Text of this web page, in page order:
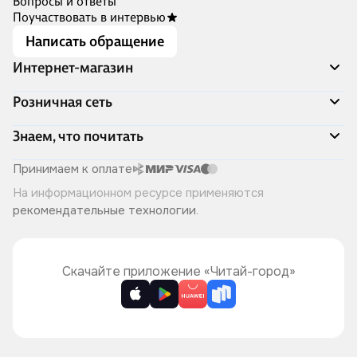
Поучаствовать в интервью
Написать обращение
Интернет-магазин
Акции
Доставка и оплата
Программа лояльности
Подарочные сертификаты
Правила продажи
Политика конфиденциальности
Розничная сеть
Адреса магазинов
Книжный Дозор
О компании
Читай-город для бизнеса
Хотите у нас работать?
Знаем, что почитать
Скоро в продаже
Лучшие из лучших
Читай-журнал
Принимаем к оплате
На информационном ресурсе применяются
рекомендательные технологии.
Скачайте приложение «Читай-город»